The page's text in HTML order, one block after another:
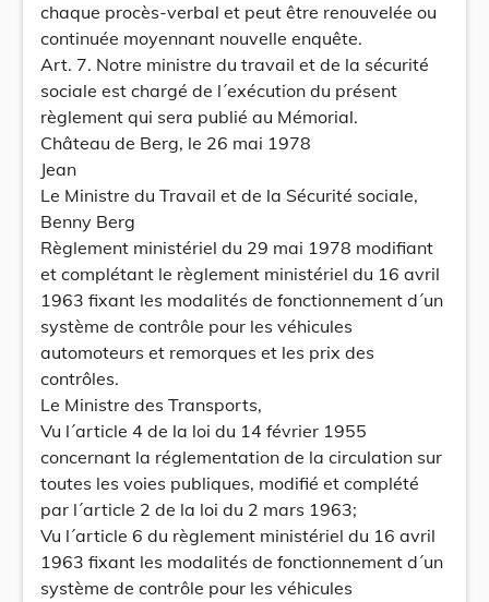
chaque procès-verbal et peut être renouvelée ou
continuée moyennant nouvelle enquête.
Art. 7. Notre ministre du travail et de la sécurité
sociale est chargé de l´exécution du présent
règlement qui sera publié au Mémorial.
Château de Berg, le 26 mai 1978
Jean
Le Ministre du Travail et de la Sécurité sociale,
Benny Berg
Règlement ministériel du 29 mai 1978 modifiant
et complétant le règlement ministériel du 16 avril
1963 fixant les modalités de fonctionnement d´un
système de contrôle pour les véhicules
automoteurs et remorques et les prix des
contrôles.
Le Ministre des Transports,
Vu l´article 4 de la loi du 14 février 1955
concernant la réglementation de la circulation sur
toutes les voies publiques, modifié et complété
par l´article 2 de la loi du 2 mars 1963;
Vu l´article 6 du règlement ministériel du 16 avril
1963 fixant les modalités de fonctionnement d´un
système de contrôle pour les véhicules